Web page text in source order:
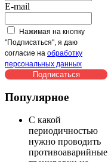
E-mail
Нажимая на кнопку
"Подписаться", я даю
согласие на обработку
персональных данных
Популярное
С какой
периодичностью
нужно проводить
противоаварийные